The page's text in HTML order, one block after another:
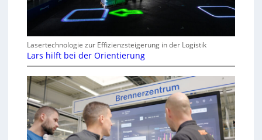
Lasertechnologie zur Effizienzsteigerung in der Logistik
Lars hilft bei der Orientierung